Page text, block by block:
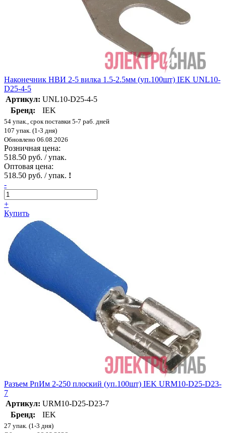
Наконечник НВИ 2-5 вилка 1.5-2.5мм (уп.100шт) IEK UNL10-
D25-4-5
Артикул: UNL10-D25-4-5
Бренд:
IEK
54 упак., срок поставки 5-7 раб. дней
107 упак. (1-3 дня)
Обновлено 06.08.2026
Розничная цена:
518.50 руб. / упак.
Оптовая цена:
518.50 руб. / упак. !
-
+
Купить
Разъем РпИм 2-250 плоский (уп.100шт) IEK URM10-D25-D23-
7
Артикул: URM10-D25-D23-7
Бренд:
IEK
27 упак. (1-3 дня)